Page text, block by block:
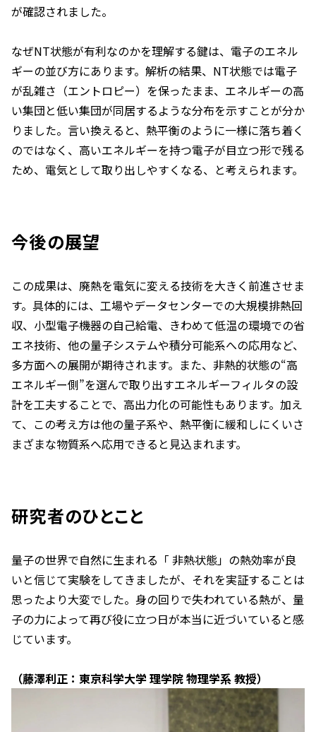
が確認されました。
なぜNT状態が有利なのかを理解する鍵は、電子のエネル
ギーの並び方にあります。解析の結果、NT状態では電子
が乱雑さ（エントロピー）を保ったまま、エネルギーの高
い集団と低い集団が同居するような分布を示すことが分か
りました。言い換えると、熱平衡のように一様に落ち着く
のではなく、高いエネルギーを持つ電子が目立つ形で残る
ため、電気として取り出しやすくなる、と考えられます。
今後の展望
この成果は、廃熱を電気に変える技術を大きく前進させま
す。具体的には、工場やデータセンターでの大規模排熱回
収、小型電子機器の自己給電、きわめて低温の環境での省
エネ技術、他の量子システムや積分可能系への応用など、
多方面への展開が期待されます。また、非熱的状態の“高
エネルギー側”を選んで取り出すエネルギーフィルタの設
計を工夫することで、高出力化の可能性もあります。加え
て、この考え方は他の量子系や、熱平衡に緩和しにくいさ
まざまな物質系へ応用できると見込まれます。
研究者のひとこと
量子の世界で自然に生まれる「 非熱状態」の熱効率が良
いと信じて実験をしてきましたが、それを実証することは
思ったより大変でした。身の回りで失われている熱が、量
子の力によって再び役に立つ日が本当に近づいていると感
じています。
（藤澤利正：東京科学大学 理学院 物理学系 教授）